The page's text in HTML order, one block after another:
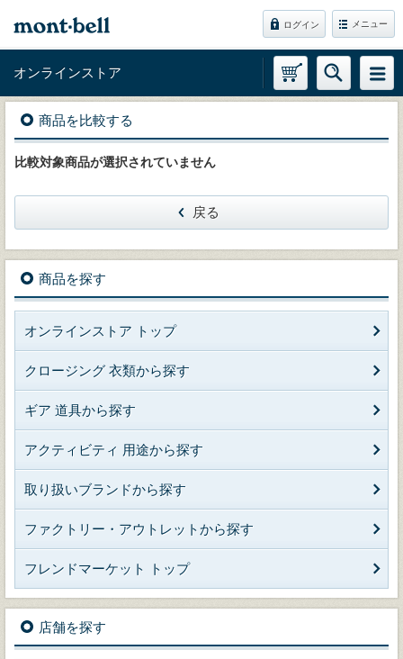
ログイン メニュー
オンラインストア
商品を比較する
比較対象商品が選択されていません
戻る
商品を探す
オンラインストア トップ
クロージング 衣類から探す
ギア 道具から探す
アクティビティ 用途から探す
取り扱いブランドから探す
ファクトリー・アウトレットから探す
フレンドマーケット トップ
店舗を探す